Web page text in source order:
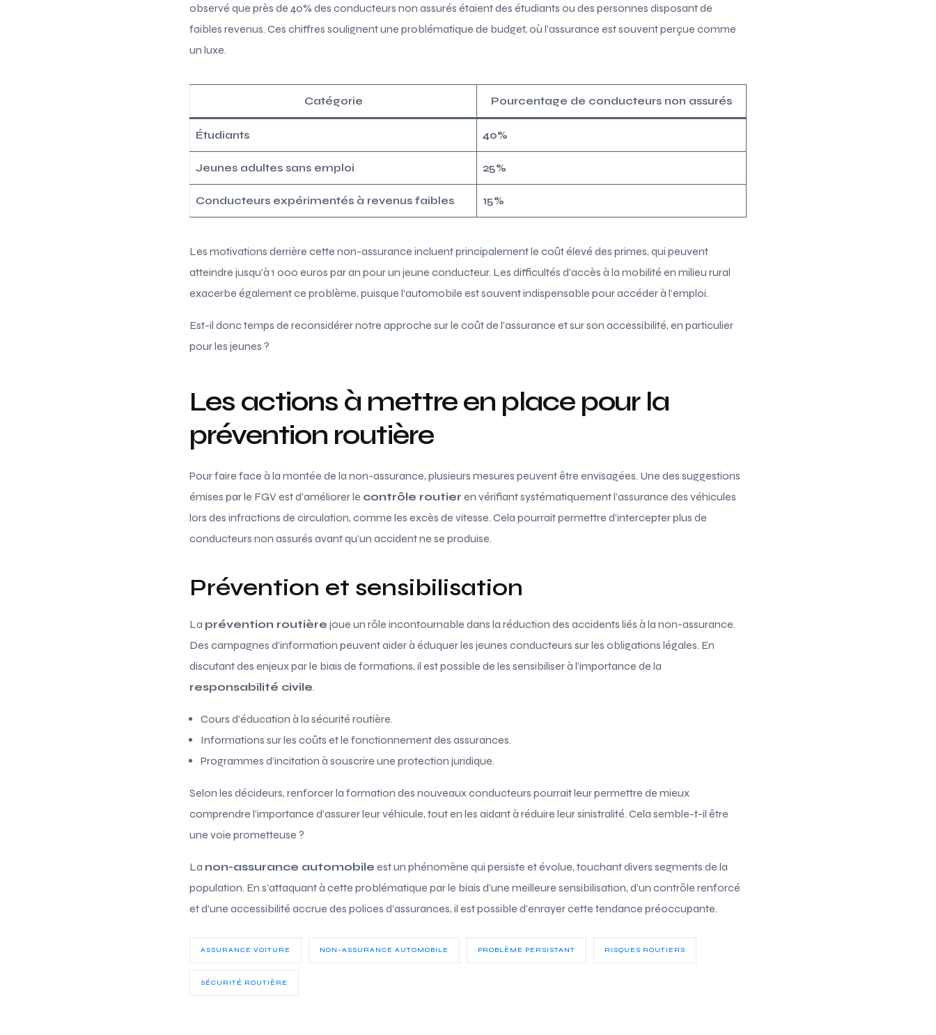
observé que près de 40% des conducteurs non assurés étaient des étudiants ou des personnes disposant de
faibles revenus. Ces chiffres soulignent une problématique de budget, où l’assurance est souvent perçue comme
un luxe.
Catégorie Pourcentage de conducteurs non assurés
Étudiants 40%
Jeunes adultes sans emploi 25%
Conducteurs expérimentés à revenus faibles 15%
Les motivations derrière cette non-assurance incluent principalement le coût élevé des primes, qui peuvent
atteindre jusqu’à 1 000 euros par an pour un jeune conducteur. Les difficultés d’accès à la mobilité en milieu rural
exacerbe également ce problème, puisque l’automobile est souvent indispensable pour accéder à l’emploi.
Est-il donc temps de reconsidérer notre approche sur le coût de l’assurance et sur son accessibilité, en particulier
pour les jeunes ?
Les actions à mettre en place pour la
prévention routière
Pour faire face à la montée de la non-assurance, plusieurs mesures peuvent être envisagées. Une des suggestions
émises par le FGV est d’améliorer le contrôle routier en vérifiant systématiquement l’assurance des véhicules
lors des infractions de circulation, comme les excès de vitesse. Cela pourrait permettre d’intercepter plus de
conducteurs non assurés avant qu’un accident ne se produise.
Prévention et sensibilisation
La prévention routière joue un rôle incontournable dans la réduction des accidents liés à la non-assurance.
Des campagnes d’information peuvent aider à éduquer les jeunes conducteurs sur les obligations légales. En
discutant des enjeux par le biais de formations, il est possible de les sensibiliser à l’importance de la
responsabilité civile.
Cours d’éducation à la sécurité routière.
Informations sur les coûts et le fonctionnement des assurances.
Programmes d’incitation à souscrire une protection juridique.
Selon les décideurs, renforcer la formation des nouveaux conducteurs pourrait leur permettre de mieux
comprendre l’importance d’assurer leur véhicule, tout en les aidant à réduire leur sinistralité. Cela semble-t-il être
une voie prometteuse ?
La non-assurance automobile est un phénomène qui persiste et évolue, touchant divers segments de la
population. En s’attaquant à cette problématique par le biais d’une meilleure sensibilisation, d’un contrôle renforcé
et d’une accessibilité accrue des polices d’assurances, il est possible d’enrayer cette tendance préoccupante.
ASSURANCE VOITURE NON-ASSURANCE AUTOMOBILE PROBLÈME PERSISTANT RISQUES ROUTIERS
SÉCURITÉ ROUTIÈRE